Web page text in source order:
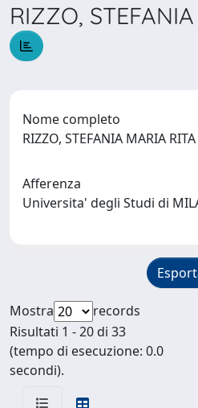
RIZZO,
Nome completo
RIZZO, STEFANIA MARIA RITA
Afferenza
Universita' degli Studi di
Mostra
records
Risultati 1 - 20 di 33
(tempo di esecuzione: 0.0
secondi).